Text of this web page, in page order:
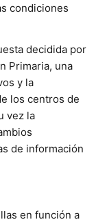
condiciones
decidida por
Primaria, una
y la
los centros de
vez la
de información
en función a